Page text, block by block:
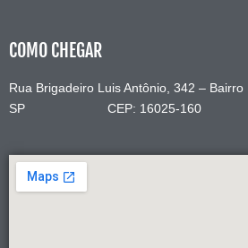
COMO CHEGAR
Rua Brigadeiro Luis Antônio, 342 –
SP CEP: 16025-160